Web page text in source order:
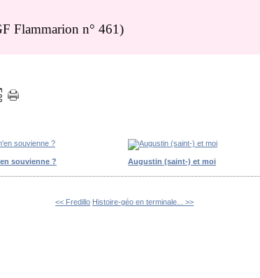
Flammarion n° 461)
souvienne ? Augustin (saint-) et moi
<< Fredillo Histoire-géo en terminale... >>